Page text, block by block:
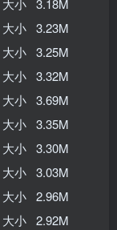
小 3.18M
小 3.23M
小 3.25M
小 3.32M
小 3.69M
小 3.35M
小 3.30M
小 3.03M
小 2.96M
小 2.92M